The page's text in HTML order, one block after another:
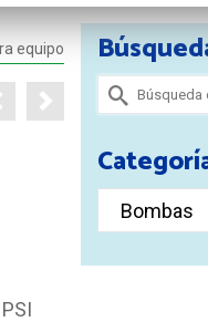
equipo
Buscar
por: